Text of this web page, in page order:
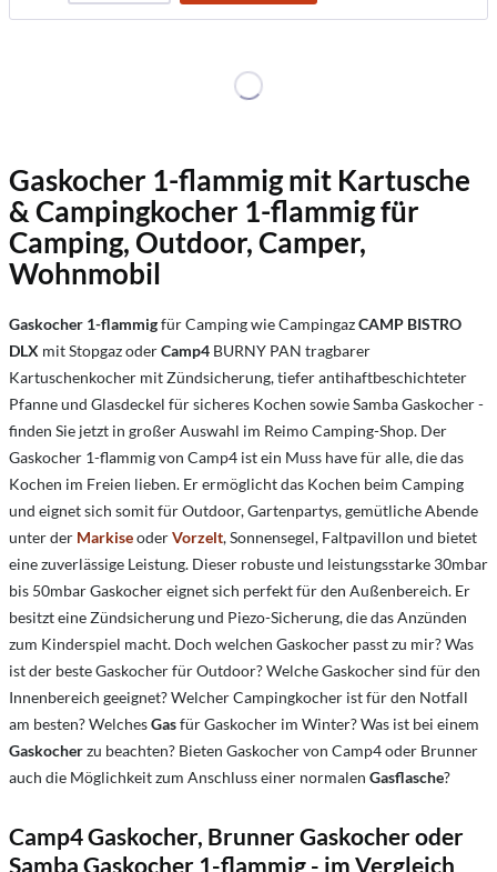
Gaskocher 1-flammig mit Kartusche
& Campingkocher 1-flammig für
Camping, Outdoor, Camper,
Wohnmobil
Gaskocher 1-flammigfür Camping wie CampingazCAMP BISTRO
DLX mit Stopgaz oderCamp4 BURNY PAN tragbarer
Kartuschenkocher mit Zündsicherung, tiefer antihaftbeschichteter
Pfanne und Glasdeckel für sicheres Kochen sowie Samba Gaskocher -
finden Sie jetzt in großer Auswahl im Reimo Camping-Shop. Der
Gaskocher 1-flammig von Camp4 ist ein Muss have für alle, die das
Kochen im Freien lieben. Er ermöglicht das Kochen beim Camping
und eignet sich somit für Outdoor, Gartenpartys, gemütliche Abende
unter der MarkiseoderVorzelt, Sonnensegel, Faltpavillon und bietet
eine zuverlässige Leistung. Dieser robuste und leistungsstarke 30mbar
bis 50mbar Gaskocher eignet sich perfekt für den Außenbereich. Er
besitzt eine Zündsicherung und Piezo-Sicherung, die das Anzünden
zum Kinderspiel macht. Doch welchen Gaskocher passt zu mir? Was
ist der beste Gaskocher für Outdoor? Welche Gaskocher sind für den
Innenbereich geeignet? Welcher Campingkocher ist für den Notfall
am besten? WelchesGasfür Gaskocher im Winter? Was ist bei einem
Gaskocherzu beachten? Bieten Gaskocher von Camp4 oder Brunner
auch die Möglichkeit zum Anschluss einer normalen Gasflasche?
Camp4 Gaskocher, Brunner Gaskocher oder
Samba Gaskocher 1-flammig - im Vergleich